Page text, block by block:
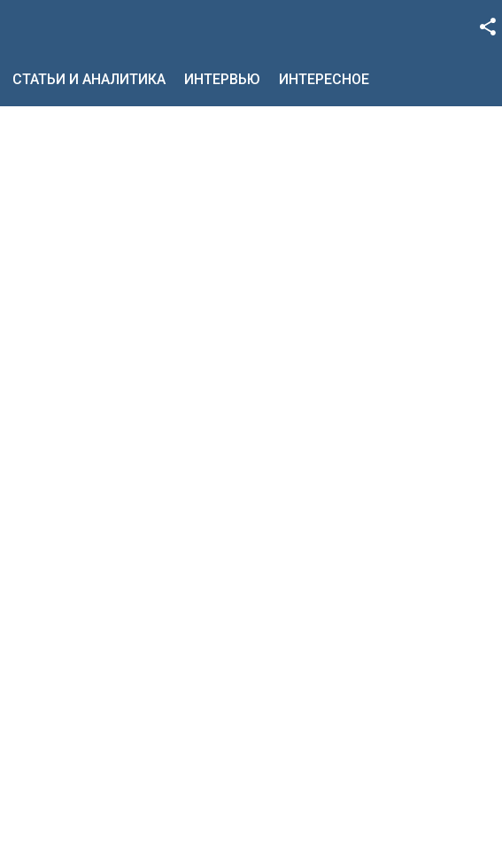
Google+
СТАТЬИ И АНАЛИТИКА ИНТЕРВЬЮ ИНТЕРЕСНОЕ